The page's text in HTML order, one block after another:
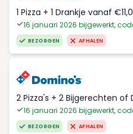
1 Pizza + 1 Drankje vanaf
16 januari 2026 bijgewerkt,
BEZORGEN AFHALEN
2 Pizza's + 2 Bijgerechten
16 januari 2026 bijgewerkt,
BEZORGEN AFHALEN